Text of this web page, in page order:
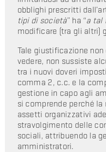
obblighi prescritti
tipi di società” ha “a tal
modificare (tra gli altri)
Tale giustificazione
vedere, non sussiste
tra i nuovi doveri
comma 2, c.c. e la
gestione in capo agli
si comprende perché
assetti organizzativi
stravolgimento delle
sociali, attribuendo la
amministratori.